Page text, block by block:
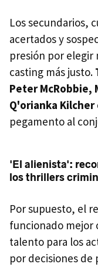
Los secundarios,
acertados y
presión por elegir
casting más justo.
Peter McRobbie,
Q'orianka
pegamento al
'El alienista':
los thrillers
Por supuesto, el
funcionado mejor
talento para los
por decisiones de